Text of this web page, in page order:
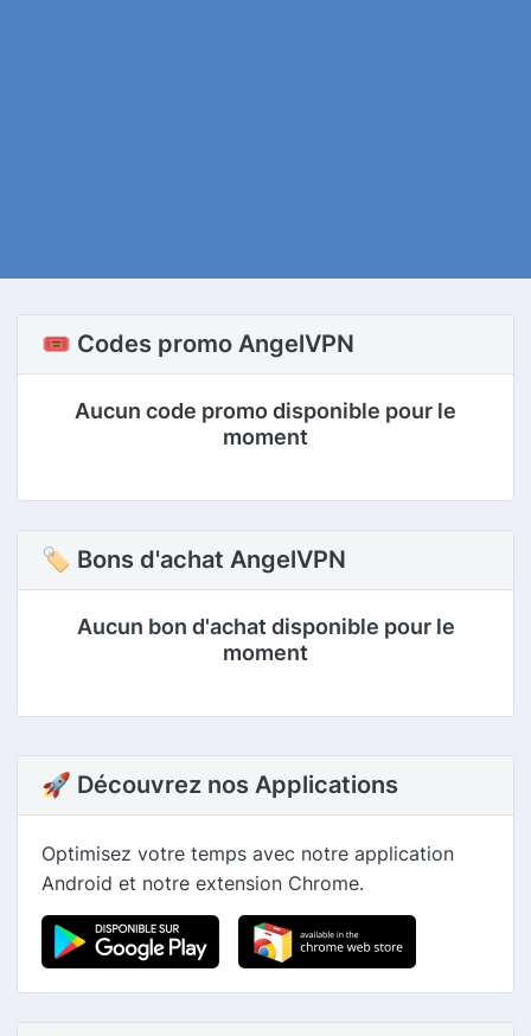
🎟️ Codes promo AngelVPN
Aucun code promo disponible pour le
moment
🏷 Bons d'achat AngelVPN
Aucun bon d'achat disponible pour le
moment
🚀 Découvrez nos Applications
Optimisez votre temps avec notre application
Android et notre extension Chrome.